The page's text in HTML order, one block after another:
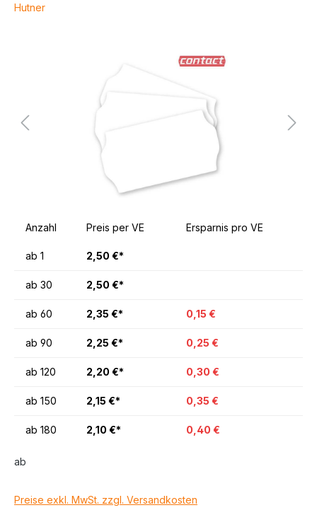
Hutner
Anzahl Preis per VE Ersparnis pro VE
ab 1 2,50 €*
ab 30 2,50 €*
ab 60 2,35 €* 0,15 €
ab 90 2,25 €* 0,25 €
ab 120 2,20 €* 0,30 €
ab 150 2,15 €* 0,35 €
ab 180 2,10 €* 0,40 €
ab
Preise exkl. MwSt. zzgl. Versandkosten